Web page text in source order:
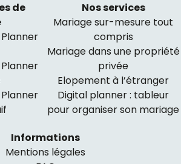
de
Nos services
Mariage sur-mesure tout
compris
Mariage dans une propriété
privée
Elopement à l’étranger
Digital planner : tableur
pour organiser son mariage
Informations
Mentions légales